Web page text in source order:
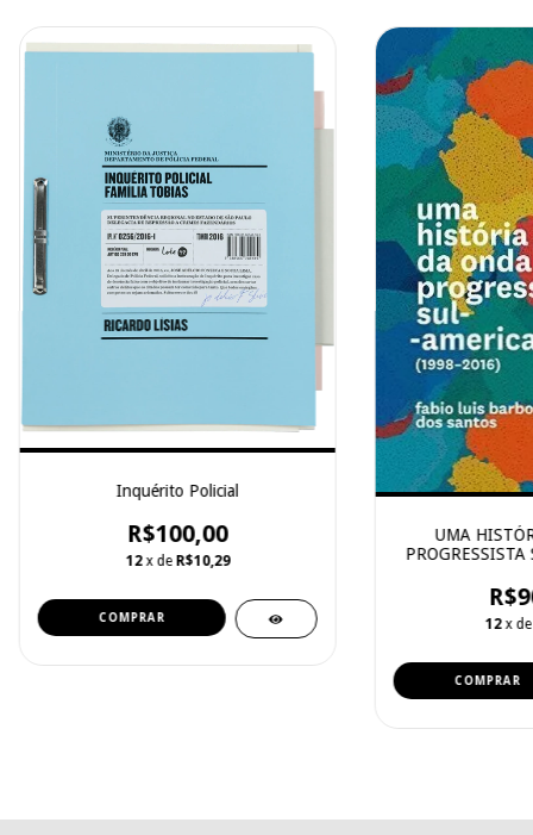
Inquérito Policial
R$100,00
12 x de R$10,29
UMA
12 x